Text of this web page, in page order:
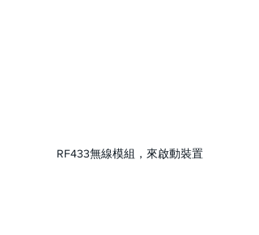
RF433無線模組，來啟動裝置